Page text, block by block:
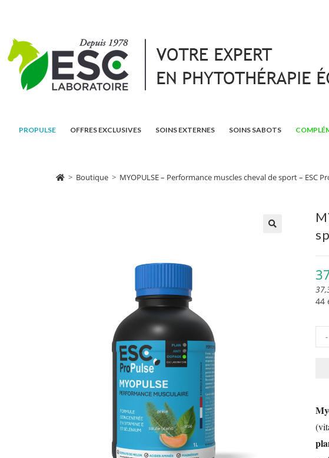
PROPULSE OFFRES EXCLUSIVES SOINS EXTERNES SOINS SABOTS
> Boutique > MYOPULSE – Performance muscles cheval de sport – ESC
44
-